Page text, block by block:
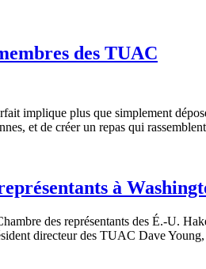
des TUAC
implique plus que simplement
et de créer un repas qui
à